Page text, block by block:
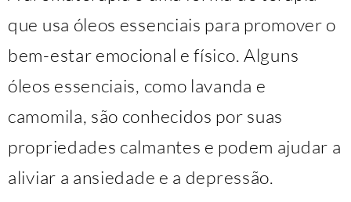
que usa óleos essenciais para promover o
bem-estar emocional e físico. Alguns
óleos essenciais, como lavanda e
camomila, são conhecidos por suas
propriedades calmantes e podem ajudar a
aliviar a ansiedade e a depressão.